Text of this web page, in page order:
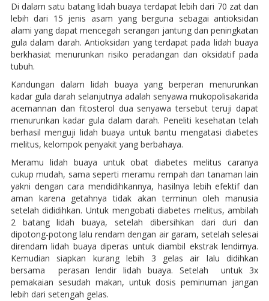
Di dalam satu batang lidah buaya terdapat lebih dari 70 zat dan
lebih dari 15 jenis asam yang berguna sebagai antioksidan
alami yang dapat mencegah serangan jantung dan peningkatan
gula dalam darah. Antioksidan yang terdapat pada lidah buaya
berkhasiat menurunkan risiko peradangan dan oksidatif pada
tubuh.
Kandungan dalam lidah buaya yang berperan menurunkan
kadar gula darah selanjutnya adalah senyawa mukopolisakarida
acemannan dan fitosterol dua senyawa tersebut teruji dapat
menurunkan kadar gula dalam darah. Peneliti kesehatan telah
berhasil menguji lidah buaya untuk bantu mengatasi diabetes
melitus, kelompok penyakit yang berbahaya.
Meramu lidah buaya untuk obat diabetes melitus caranya
cukup mudah, sama seperti meramu rempah dan tanaman lain
yakni dengan cara mendidihkannya, hasilnya lebih efektif dan
aman karena getahnya tidak akan terminun oleh manusia
setelah dididihkan. Untuk mengobati diabetes melitus, ambilah
2 batang lidah buaya, setelah dibersihkan dari duri dan
dipotong-potong lalu rendam dengan air garam, setelah selesai
direndam lidah buaya diperas untuk diambil ekstrak lendirnya.
Kemudian siapkan kurang lebih 3 gelas air lalu didihkan
bersama perasan lendir lidah buaya. Setelah untuk 3x
pemakaian sesudah makan, untuk dosis peminuman jangan
lebih dari setengah gelas.